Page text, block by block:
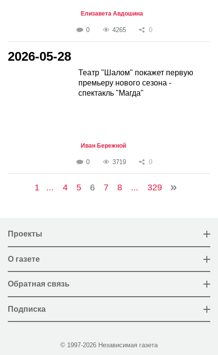
Елизавета Авдошина
0 4265 0
2026-05-28
Театр "Шалом" покажет первую
премьеру нового сезона -
спектакль "Магда"
Иван Бережной
0 3719 0
1 ... 4 5 6 7 8 ... 329
Проекты
О газете
Обратная связь
Подписка
© 1997-2026 Независимая газета